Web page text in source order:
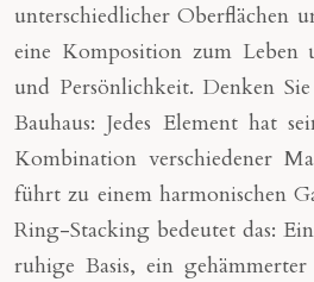
unterschiedlicher Oberflächen
eine Komposition zum
und Persönlichkeit. Denken
Bauhaus: Jedes Element hat
Kombination verschiedener
führt zu einem harmonischen
Ring-Stacking bedeutet das:
ruhige Basis, ein